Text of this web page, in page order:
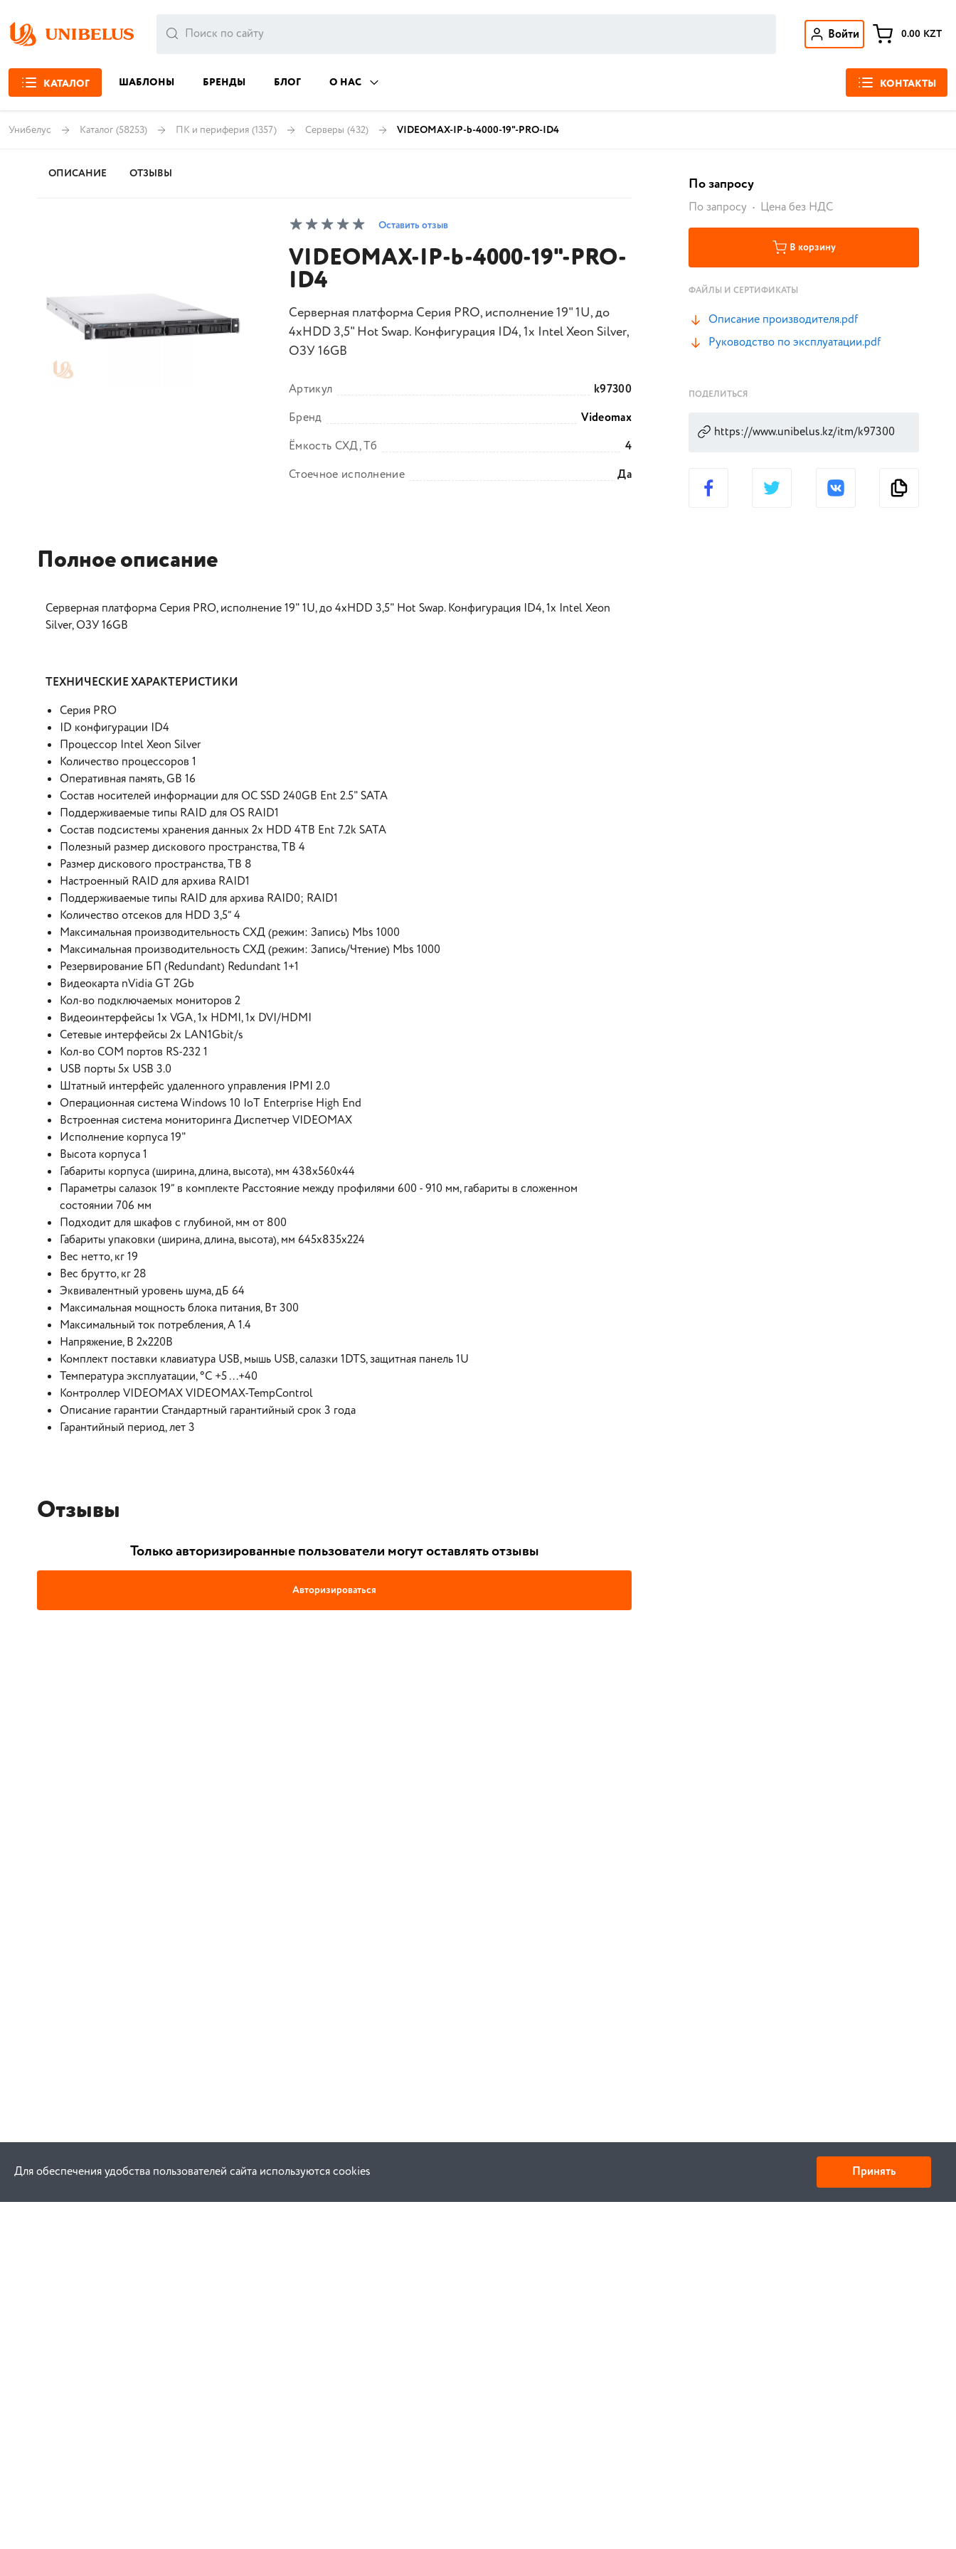
Войти 0.00 KZT
КАТАЛОГ ШАБЛОНЫ БРЕНДЫ БЛОГ О НАС КОНТАКТЫ
Унибелус Каталог (58253) ПК и периферия (1357) Серверы (432) VIDEOMAX-IP-b-4000-19"-PRO-ID4
ОПИСАНИЕ ОТЗЫВЫ
Оставить отзыв
VIDEOMAX-IP-b-4000-19"-PRO-
ID4
Серверная платформа Серия PRO, исполнение 19" 1U, до
4xHDD 3,5" Hot Swap. Конфигурация ID4, 1x Intel Xeon Silver,
ОЗУ 16GB
Артикул
k97300
Бренд
Videomax
Ёмкость СХД, Тб
4
Стоечное исполнение
Да
Полное описание
Серверная платформа Серия PRO, исполнение 19" 1U, до 4xHDD 3,5" Hot Swap. Конфигурация ID4, 1x Intel Xeon
Silver, ОЗУ 16GB
ТЕХНИЧЕСКИЕ ХАРАКТЕРИСТИКИ
Серия PRO
ID конфигурации ID4
Процессор Intel Xeon Silver
Количество процессоров 1
Оперативная память, GB 16
Состав носителей информации для ОС SSD 240GB Ent 2.5" SATA
Поддерживаемые типы RAID для OS RAID1
Состав подсистемы хранения данных 2x HDD 4TB Ent 7.2k SATA
Полезный размер дискового пространства, TB 4
Размер дискового пространства, ТB 8
Настроенный RAID для архива RAID1
Поддерживаемые типы RAID для архива RAID0; RAID1
Количество отсеков для HDD 3,5” 4
Максимальная производительность СХД (режим: Запись) Mbs 1000
Максимальная производительность СХД (режим: Запись/Чтение) Mbs 1000
Резервирование БП (Redundant) Redundant 1+1
Видеокарта nVidia GT 2Gb
Кол-во подключаемых мониторов 2
Видеоинтерфейсы 1x VGA, 1x HDMI, 1x DVI/HDMI
Сетевые интерфейсы 2x LAN1Gbit/s
Кол-во COM портов RS-232 1
USB порты 5x USB 3.0
Штатный интерфейс удаленного управления IPMI 2.0
Операционная система Windows 10 IoT Enterprise High End
Встроенная система мониторинга Диспетчер VIDEOMAX
Исполнение корпуса 19"
Высота корпуса 1
Габариты корпуса (ширина, длина, высота), мм 438x560x44
Параметры салазок 19” в комплекте Расстояние между профилями 600 - 910 мм, габариты в сложенном
состоянии 706 мм
Подходит для шкафов с глубиной, мм от 800
Габариты упаковки (ширина, длина, высота), мм 645x835x224
Вес нетто, кг 19
Вес брутто, кг 28
Эквивалентный уровень шума, дБ 64
Максимальная мощность блока питания, Вт 300
Максимальный ток потребления, А 1.4
Напряжение, В 2x220B
Комплект поставки клавиатура USB, мышь USB, салазки 1DTS, защитная панель 1U
Температура эксплуатации, °C +5 ...+40
Контроллер VIDEOMAX VIDEOMAX-TempControl
Описание гарантии Стандартный гарантийный срок 3 года
Гарантийный период, лет 3
Отзывы
Только авторизированные пользователи могут оставлять отзывы
Авторизироваться
По запросу
По запросу Цена без НДС
В корзину
ФАЙЛЫ И СЕРТИФИКАТЫ
Описание производителя.pdf
Руководство по эксплуатации.pdf
ПОДЕЛИТЬСЯ
Для обеспечения удобства пользователей сайта используются cookies Принять